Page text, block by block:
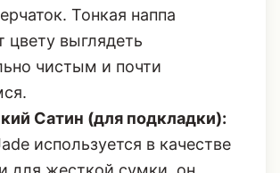
Тонкая наппа
цвету выглядеть
чистым и почти
Сатин (для подкладки):
используется в качестве